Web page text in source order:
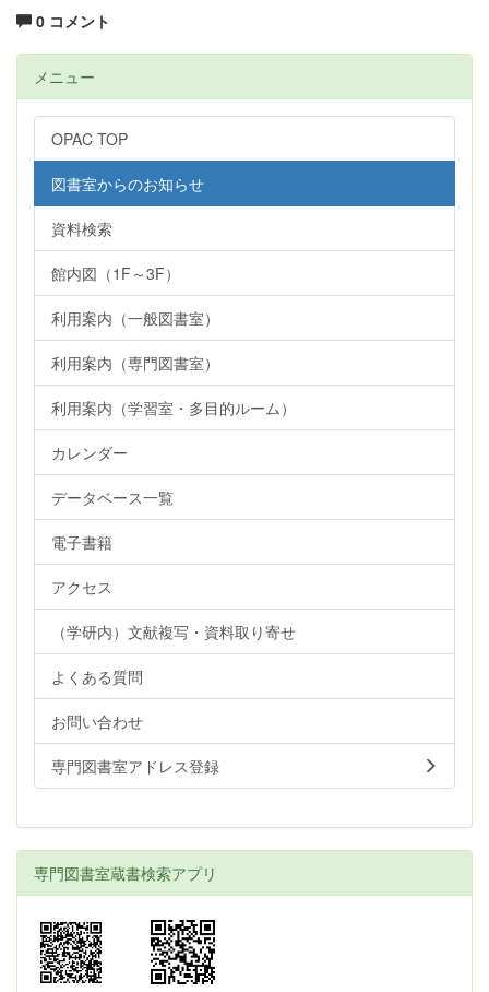
0 コメント
メニュー
OPAC TOP
図書室からのお知らせ
資料検索
館内図（1F～3F）
利用案内（一般図書室）
利用案内（専門図書室）
利用案内（学習室・多目的ルーム）
カレンダー
データベース一覧
電子書籍
アクセス
（学研内）文献複写・資料取り寄せ
よくある質問
お問い合わせ
専門図書室アドレス登録
専門図書室蔵書検索アプリ